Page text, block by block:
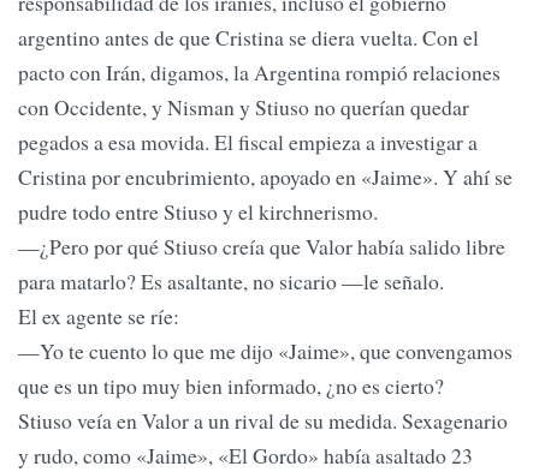
argentino antes de que Cristina se diera vuelta. Con el
pacto con Irán, digamos, la Argentina rompió relaciones
con Occidente, y Nisman y Stiuso no querían quedar
pegados a esa movida. El fiscal empieza a investigar a
Cristina por encubrimiento, apoyado en «Jaime». Y ahí se
pudre todo entre Stiuso y el kirchnerismo.
—¿Pero por qué Stiuso creía que Valor había salido libre
para matarlo? Es asaltante, no sicario —le señalo.
El ex agente se ríe:
—Yo te cuento lo que me dijo «Jaime», que convengamos
que es un tipo muy bien informado, ¿no es cierto?
Stiuso veía en Valor a un rival de su medida. Sexagenario
y rudo, como «Jaime», «El Gordo» había asaltado 23